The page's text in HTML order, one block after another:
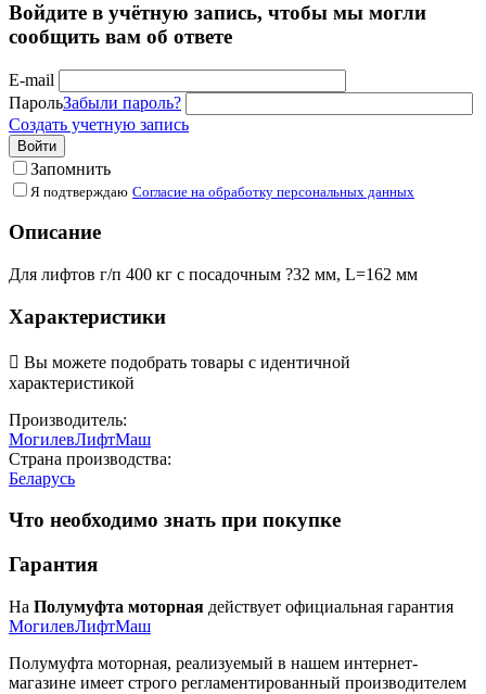
Войдите в учётную запись, чтобы мы могли
сообщить вам об ответе
E-mail
ПарольЗабыли пароль?
Создать учетную запись
Войти
Запомнить
Я подтверждаю Согласие на обработку персональных данных
Описание
Для лифтов г/п 400 кг с посадочным ?32 мм, L=162 мм
Характеристики
 Вы можете подобрать товары с идентичной
характеристикой
Производитель:
МогилевЛифтМаш
Страна производства:
Беларусь
Что необходимо знать при покупке
Гарантия
На Полумуфта моторная действует официальная гарантия
МогилевЛифтМаш
Полумуфта моторная, реализуемый в нашем интернет-
магазине имеет строго регламентированный производителем